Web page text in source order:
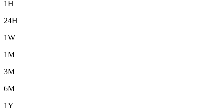
1H
24H
1W
1M
3M
6M
1Y